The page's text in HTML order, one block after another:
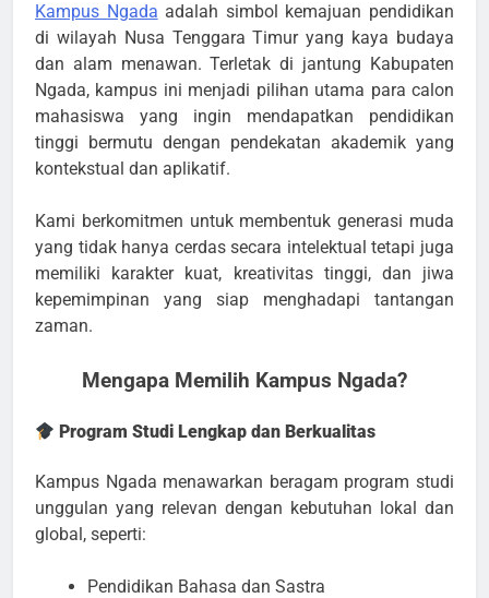
Kampus Ngada adalah simbol kemajuan pendidikan
di wilayah Nusa Tenggara Timur yang kaya budaya
dan alam menawan. Terletak di jantung Kabupaten
Ngada, kampus ini menjadi pilihan utama para calon
mahasiswa yang ingin mendapatkan pendidikan
tinggi bermutu dengan pendekatan akademik yang
kontekstual dan aplikatif.
Kami berkomitmen untuk membentuk generasi muda
yang tidak hanya cerdas secara intelektual tetapi juga
memiliki karakter kuat, kreativitas tinggi, dan jiwa
kepemimpinan yang siap menghadapi tantangan
zaman.
Mengapa Memilih Kampus Ngada?
Program Studi Lengkap dan Berkualitas
Kampus Ngada menawarkan beragam program studi
unggulan yang relevan dengan kebutuhan lokal dan
global, seperti:
Pendidikan Bahasa dan Sastra